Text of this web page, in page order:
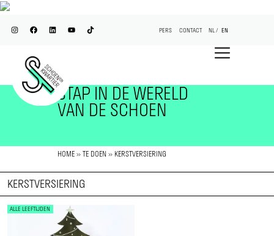
PERS CONTACT NL EN
STAP IN DE WERELD
VAN DE SCHOEN
HOME »TE DOEN » KERSTVERSIERING
KERSTVERSIERING
ALLE LEEFTIJDEN